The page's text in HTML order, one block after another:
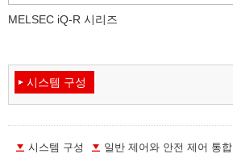
MELSEC iQ-R 시리즈
시스템 구성
시스템 구성
일반 제어와 안전 제어 통합